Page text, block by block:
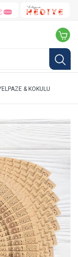
& KOKULU